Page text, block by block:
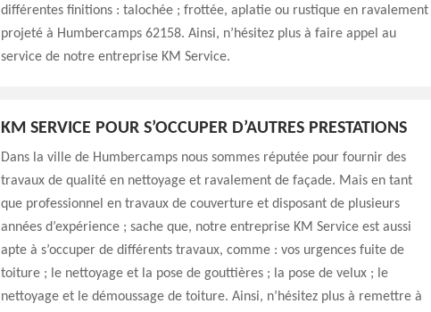
différentes finitions : talochée ; frottée, aplatie ou rustique en ravalement
projeté à Humbercamps 62158. Ainsi, n’hésitez plus à faire appel au
service de notre entreprise KM Service.
KM SERVICE POUR S’OCCUPER D’AUTRES PRESTATIONS
Dans la ville de Humbercamps nous sommes réputée pour fournir des
travaux de qualité en nettoyage et ravalement de façade. Mais en tant
que professionnel en travaux de couverture et disposant de plusieurs
années d’expérience ; sache que, notre entreprise KM Service est aussi
apte à s’occuper de différents travaux, comme : vos urgences fuite de
toiture ; le nettoyage et la pose de gouttières ; la pose de velux ; le
nettoyage et le démoussage de toiture. Ainsi, n’hésitez plus à remettre à